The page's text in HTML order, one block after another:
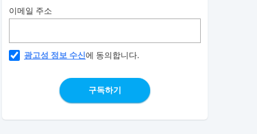
이메일 주소
광고성 정보 수신에 동의합니다.
구독하기